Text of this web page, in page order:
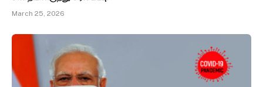
March 25, 2026